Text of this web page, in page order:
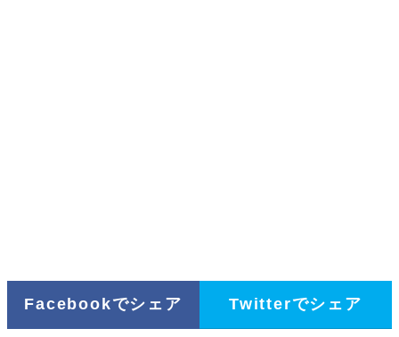
Facebookでシェア Twitterでシェア